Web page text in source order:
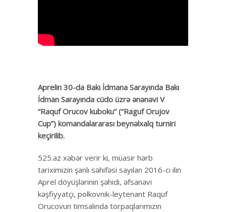
Aprelin 30-da Bakı İdmana Sarayında Bakı
İdman Sarayında cüdo üzrə ənənəvi V
“Raquf Orucov kuboku” (“Raguf Orujov
Cup”) komandalararası beynəlxalq turniri
keçirilib.
525.az xəbər verir ki, müasir hərb
tariximizin şanlı səhifəsi sayılan 2016-cı ilin
Aprel döyüşlərinin şəhidi, əfsanəvi
kəşfiyyatçı, polkovnik-leytenant Raquf
Orucovun timsalında torpaqlarımızın